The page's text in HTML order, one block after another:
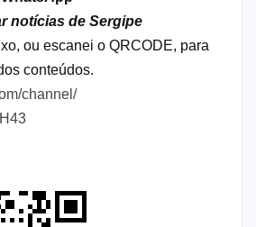
notícias de Sergipe
ou escanei o QRCODE, para
conteúdos.
channel/